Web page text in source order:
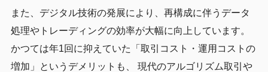
また、デジタル技術の発展により、再構成に伴うデータ
処理やトレーディングの効率が大幅に向上しています。
かつては年1回に抑えていた「取引コスト・運用コストの
増加」というデメリットも、 現代のアルゴリズム取引や